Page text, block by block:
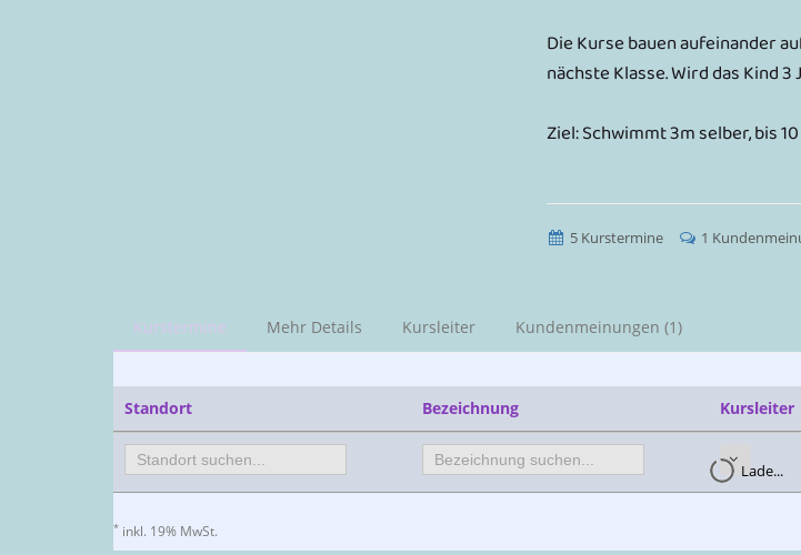
Die Kurse bauen aufeinander
nächste Klasse. Wird das Kind
Ziel: Schwimmt 3m selber, bis
5 Kurstermine 1
Kurstermine Mehr Details Kursleiter Kundenmeinungen (1)
Standort Bezeichnung Kursleiter
Lade...
* inkl. 19% MwSt.